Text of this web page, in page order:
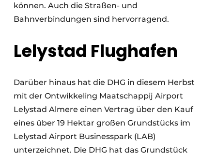
können. Auch die Straßen- und
Bahnverbindungen sind hervorragend.
Lelystad Flughafen
Darüber hinaus hat die DHG in diesem Herbst
mit der Ontwikkeling Maatschappij Airport
Lelystad Almere einen Vertrag über den Kauf
eines über 19 Hektar großen Grundstücks im
Lelystad Airport Businesspark (LAB)
unterzeichnet. Die DHG hat das Grundstück